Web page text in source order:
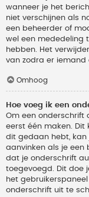
wanneer je het
niet verschijnen als
een beheerder of
wel een mededeling
hebben. Het
van zodra er iemand
Omhoog
Hoe voeg ik een
Om een onderschrift
eerst één maken. Dit
dit gedaan hebt, kan
aanvinken als je een
dat je onderschrift
toegevoegd. Dit doe
het
onderschrift uit te